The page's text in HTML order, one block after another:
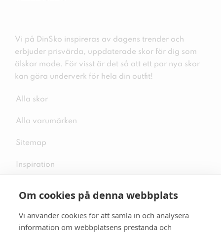
Om cookies på denna webbplats
Vi använder cookies för att samla in och analysera
information om webbplatsens prestanda och
Vi på DinSko inspireras av dagens trender och
erbjuder prisvärda, uppdaterade skor för dig som
älskar mode. För visst är det så att ett par nya skor
kan göra underverk för hela din outfit!
Alla skor
Alla varumärken
Sitemap
Inspiration
Följ oss på sociala medier